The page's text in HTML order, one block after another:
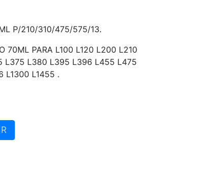
P/210/310/475/575/13.
70ML PARA L100 L120 L200 L210
L375 L380 L395 L396 L455 L475
L1300 L1455 .